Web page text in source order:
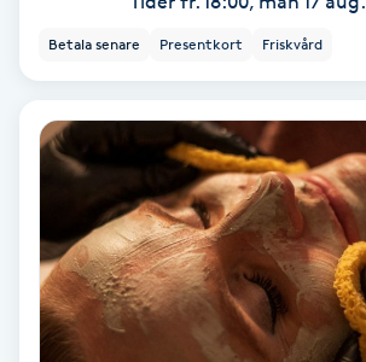
Face framing
Faceliftmassage
Fet hårbotten
Betala senare Presentkort Friskvård